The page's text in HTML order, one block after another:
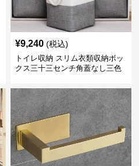
¥9,240 (税込)
トイレ収納 スリム衣類収納ボッ
クス三十三センチ角蓋なし三色